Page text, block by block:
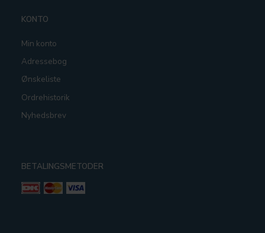
KONTO
Min konto
Adressebog
Ønskeliste
Ordrehistorik
Nyhedsbrev
BETALINGSMETODER